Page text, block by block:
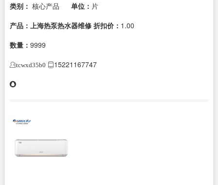
类别： 核心产品 单位： 片
产品：上海热泵热水器维修 折扣价： 1.00
数量： 9999
tcwxd35b0 15221167747